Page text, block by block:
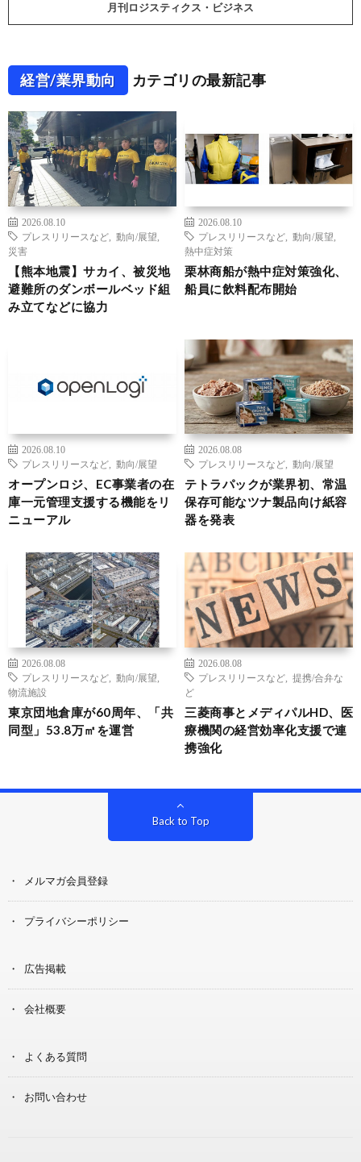
月刊ロジスティクス・ビジネス
経営/業界動向 カテゴリの最新記事
2026.08.10
プレスリリースなど
動向/展望
災害
【熊本地震】サカイ、被災地
避難所のダンボールベッド組
み立てなどに協力
2026.08.10
プレスリリースなど
動向/展望
熱中症対策
栗林商船が熱中症対策強化、
船員に飲料配布開始
2026.08.10
プレスリリースなど
動向/展望
オープンロジ、EC事業者の在
庫一元管理支援する機能をリ
ニューアル
2026.08.08
プレスリリースなど
動向/展望
テトラパックが業界初、常温
保存可能なツナ製品向け紙容
器を発表
2026.08.08
プレスリリースなど
動向/展望
物流施設
東京団地倉庫が60周年、「共
同型」53.8万㎡を運営
2026.08.08
プレスリリースなど
提携/合弁な
ど
三菱商事とメディパルHD、医
療機関の経営効率化支援で連
携強化
Back to Top
メルマガ会員登録
プライバシーポリシー
広告掲載
会社概要
よくある質問
お問い合わせ